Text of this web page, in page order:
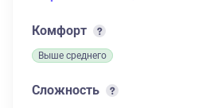
Комфорт
Выше среднего
Сложность